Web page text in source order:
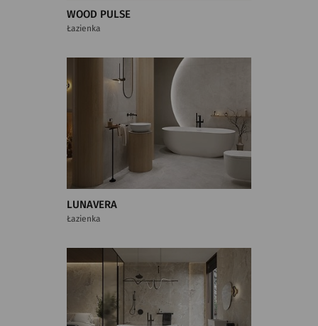
WOOD PULSE
Łazienka
LUNAVERA
Łazienka